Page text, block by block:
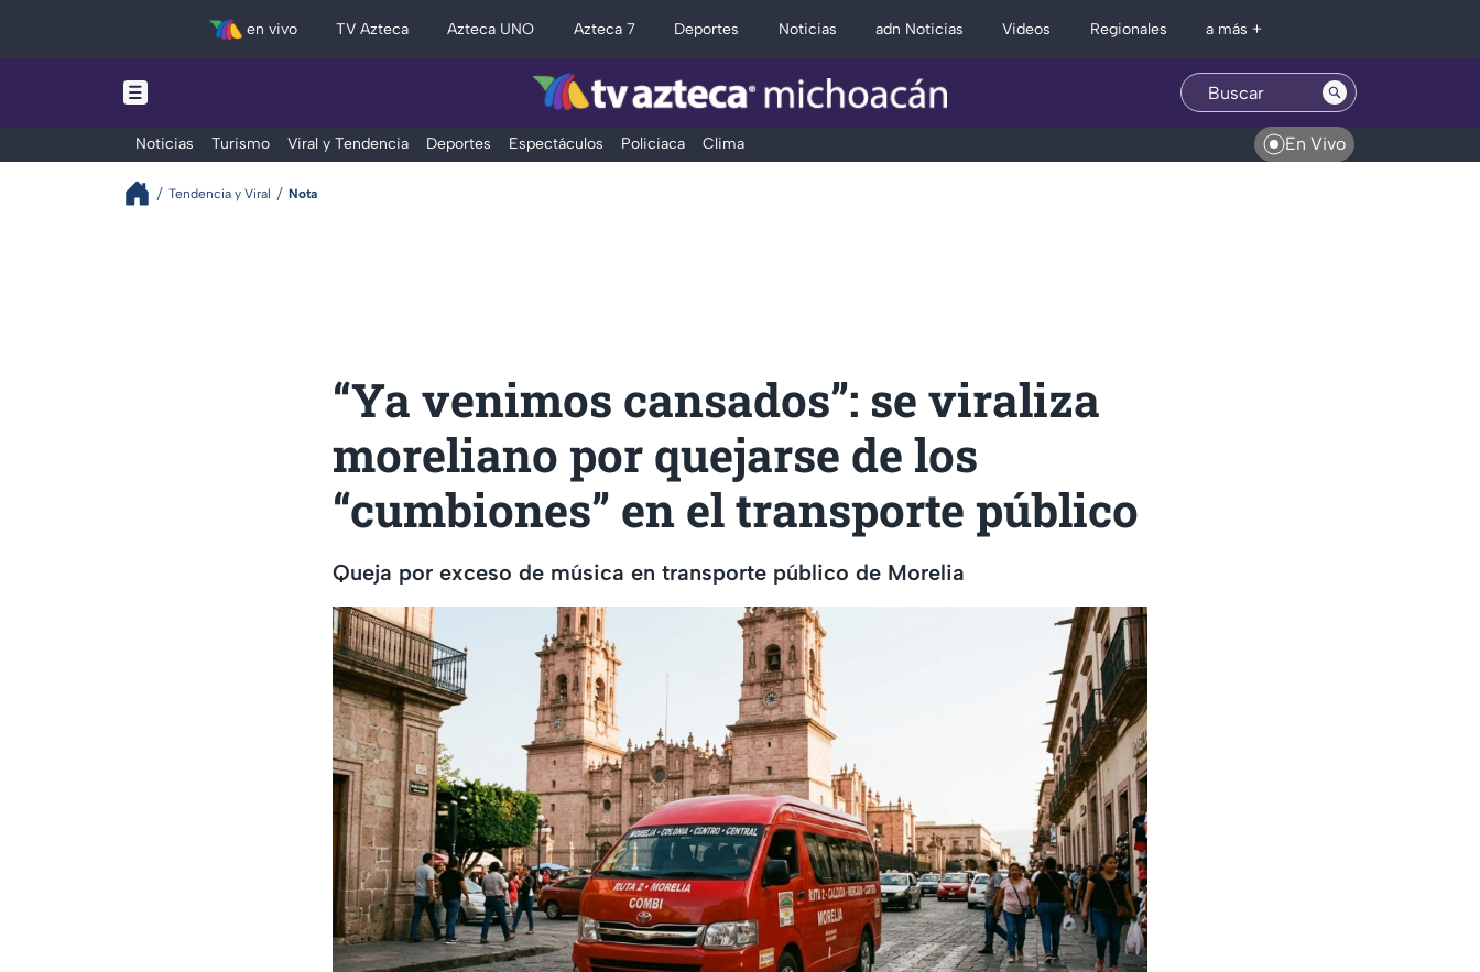
en vivo TV Azteca Azteca UNO Azteca 7 Deportes Noticias adn Noticias Videos Regionales a más +
Noticias Turismo Viral y Tendencia Deportes Espectáculos Policiaca Clima En Vivo
Tendencia y Viral Nota
“Ya venimos cansados”: se viraliza
moreliano por quejarse de los
“cumbiones” en el transporte público
Queja por exceso de música en transporte público de Morelia